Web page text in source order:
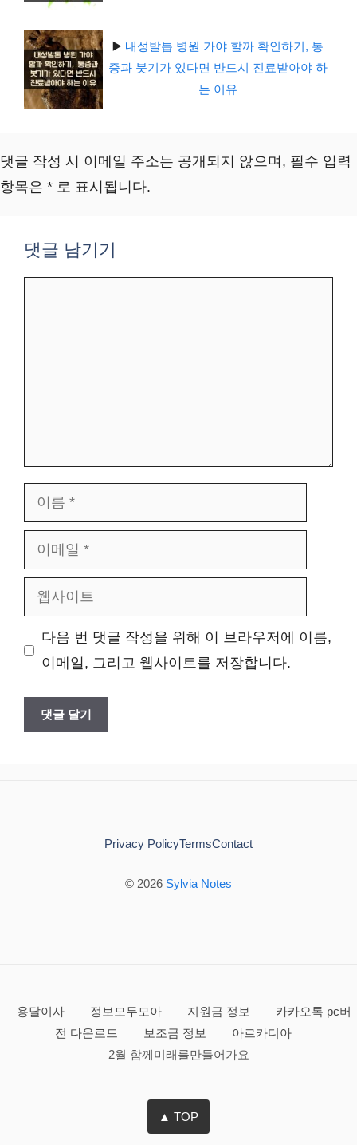
▶️ 내성발톱 병원 가야 할까 확인하기, 통
증과 붓기가 있다면 반드시 진료받아야 하
는 이유
댓글 작성 시 이메일 주소는 공개되지 않으며, 필수 입력
항목은 * 로 표시됩니다.
댓글 남기기
름
메
사
다음 번 댓글 작성을 위해 이 브라우저에 이름,
이메일, 그리고 웹사이트를 저장합니다.
© 2026 Sylvia Notes
Privacy PolicyTermsContact
용달이사 정보모두모아 지원금 정보
카카오톡 pc버
전 다운로드
보조금 정보
아르카디아
2월 함께미래를만들어가요
▲ TOP